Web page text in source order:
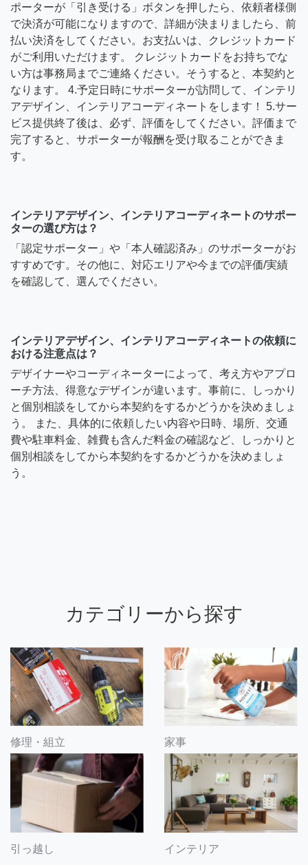
ポーターが「引き受ける」ボタンを押したら、依頼者様側
で決済が可能になりますので、詳細が決まりましたら、前
払い決済をしてください。お支払いは、クレジットカード
がご利用いただけます。 クレジットカードをお持ちでな
い方は事務局までご連絡ください。そうすると、本契約と
なります。 4.予定日時にサポーターが訪問して、インテリ
アデザイン、インテリアコーディネートをします！ 5.サー
ビス提供終了後は、必ず、評価をしてください。評価まで
完了すると、サポーターが報酬を受け取ることができま
す。
インテリアデザイン、インテリアコーディネートのサポー
ターの選び方は？
「認定サポーター」や「本人確認済み」のサポーターがお
すすめです。その他に、対応エリアや今までの評価/実績
を確認して、選んでください。
インテリアデザイン、インテリアコーディネートの依頼に
おける注意点は？
デザイナーやコーディネーターによって、考え方やアプロ
ーチ方法、得意なデザインが違います。事前に、しっかり
と個別相談をしてから本契約をするかどうかを決めましょ
う。 また、具体的に依頼したい内容や日時、場所、交通
費や駐車料金、雑費も含んだ料金の確認など、しっかりと
個別相談をしてから本契約をするかどうかを決めましょ
う。
カテゴリーから探す
修理・組立 家事
引っ越し インテリア